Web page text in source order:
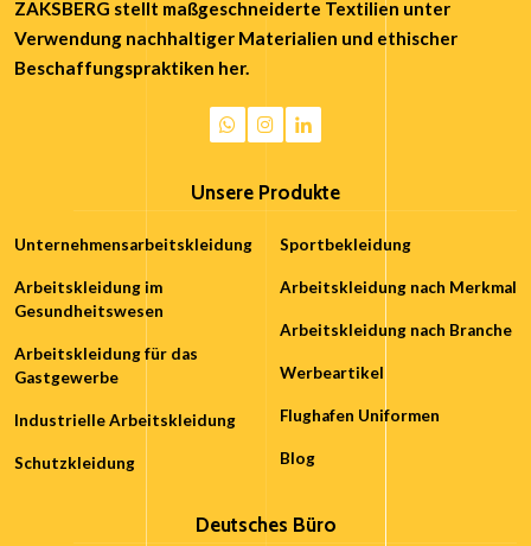
ZAKSBERG stellt maßgeschneiderte Textilien unter
Verwendung nachhaltiger Materialien und ethischer
Beschaffungspraktiken her.
Unsere Produkte
Unternehmensarbeitskleidung
Arbeitskleidung im
Gesundheitswesen
Arbeitskleidung für das
Gastgewerbe
Industrielle Arbeitskleidung
Schutzkleidung
Sportbekleidung
Arbeitskleidung nach Merkmal
Arbeitskleidung nach Branche
Werbeartikel
Flughafen Uniformen
Blog
Deutsches Büro